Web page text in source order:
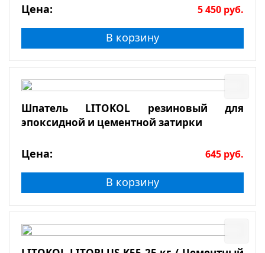
Цена: 5 450 руб.
В корзину
Шпатель LITOKOL резиновый для
эпоксидной и цементной затирки
Цена: 645 руб.
В корзину